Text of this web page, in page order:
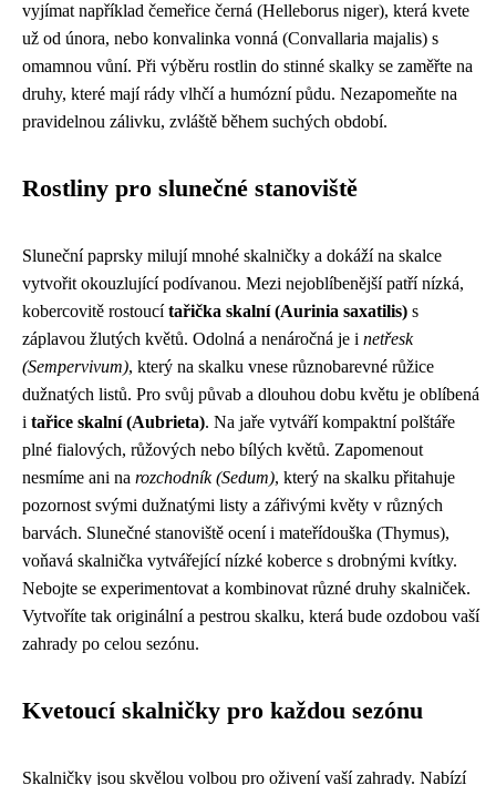
vyjímat například čemeřice černá (Helleborus niger), která kvete
už od února, nebo konvalinka vonná (Convallaria majalis) s
omamnou vůní. Při výběru rostlin do stinné skalky se zaměřte na
druhy, které mají rády vlhčí a humózní půdu. Nezapomeňte na
pravidelnou zálivku, zvláště během suchých období.
Rostliny pro slunečné stanoviště
Sluneční paprsky milují mnohé skalničky a dokáží na skalce
vytvořit okouzlující podívanou. Mezi nejoblíbenější patří nízká,
kobercovitě rostoucítařička skalní (Aurinia saxatilis) s
záplavou žlutých květů. Odolná a nenáročná je i netřesk
(Sempervivum), který na skalku vnese různobarevné růžice
dužnatých listů. Pro svůj půvab a dlouhou dobu květu je oblíbená
i tařice skalní (Aubrieta). Na jaře vytváří kompaktní polštáře
plné fialových, růžových nebo bílých květů. Zapomenout
nesmíme ani na rozchodník (Sedum), který na skalku přitahuje
pozornost svými dužnatými listy a zářivými květy v různých
barvách. Slunečné stanoviště ocení i mateřídouška (Thymus),
voňavá skalnička vytvářející nízké koberce s drobnými kvítky.
Nebojte se experimentovat a kombinovat různé druhy skalniček.
Vytvoříte tak originální a pestrou skalku, která bude ozdobou vaší
zahrady po celou sezónu.
Kvetoucí skalničky pro každou sezónu
Skalničky jsou skvělou volbou pro oživení vaší zahrady. Nabízí